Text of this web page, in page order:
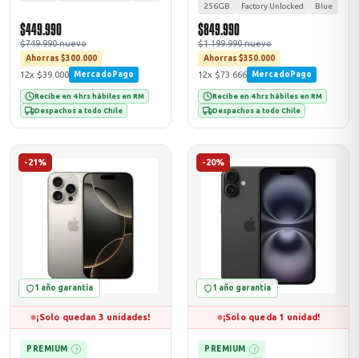
$449.990
$749.990 nuevo
Ahorras $300.000
12x $39.000 MercadoPago
Recibe en 4 hrs hábiles en RM
Despachos a todo Chile
256GB Factory Unlocked Blue
$849.990
$1.199.990 nuevo
Ahorras $350.000
12x $73.666 MercadoPago
Recibe en 4 hrs hábiles en RM
Despachos a todo Chile
-21%
1 año garantía
¡Solo quedan 3 unidades!
PREMIUM ?
-20%
1 año garantía
¡Solo queda 1 unidad!
PREMIUM ?